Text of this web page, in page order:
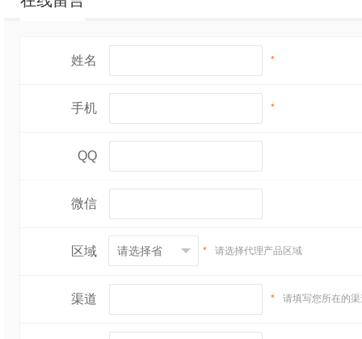
姓名 *
手机 *
QQ
微信
区域 * 请选择代理产品区域
渠道 * 请填写您所在的